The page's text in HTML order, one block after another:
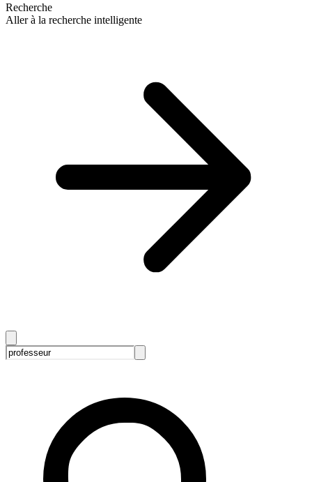
Recherche
Aller à la recherche intelligente